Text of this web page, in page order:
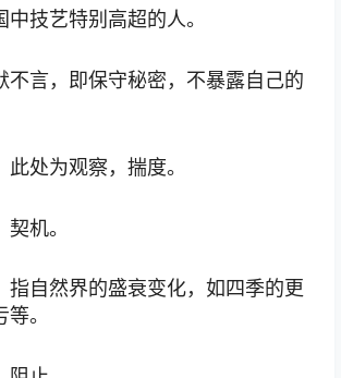
中技艺特别高超的人。
不言，即保守秘密，不暴露自己的
处为观察，揣度。
机。
指自然界的盛衰变化，如四季的更
。